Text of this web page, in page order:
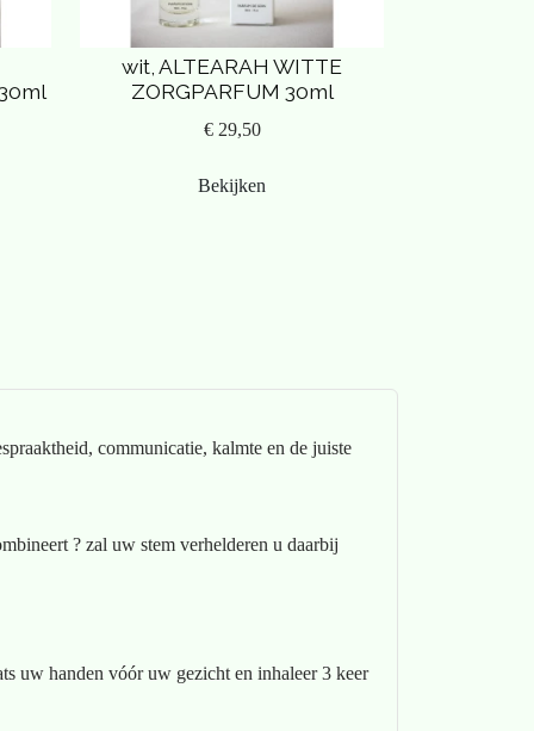
wit, ALTEARAH WITTE
ZORGPARFUM 30ml
€ 29,50
Bekijken
communicatie, kalmte en de juiste
? zal uw stem verhelderen u daarbij
uw handen vóór uw gezicht en inhaleer 3 keer